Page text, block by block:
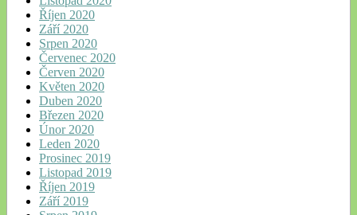
Říjen 2020
Září 2020
Srpen 2020
Červenec 2020
Červen 2020
Květen 2020
Duben 2020
Březen 2020
Únor 2020
Leden 2020
Prosinec 2019
Listopad 2019
Říjen 2019
Září 2019